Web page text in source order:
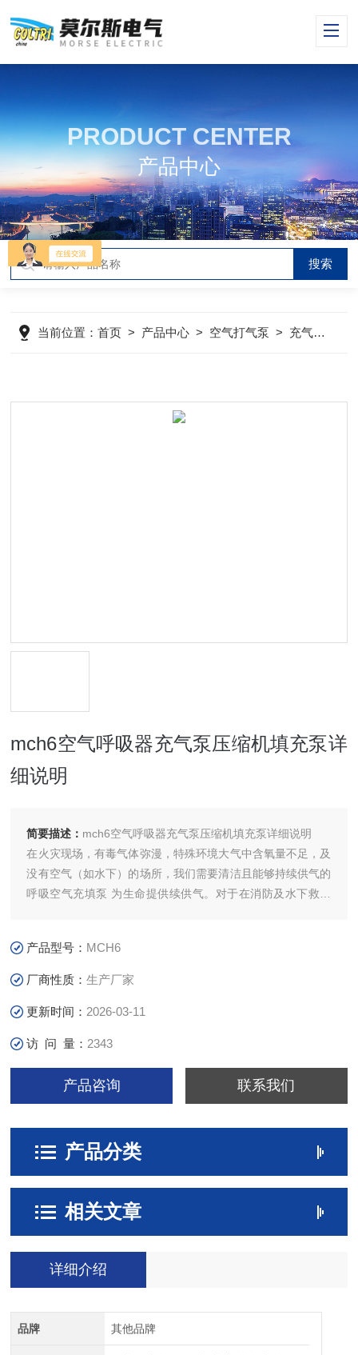
PRODUCT CENTER
产品中心
当前位置：首页 > 产品中心 > 空气打气泵 > 充气泵
mch6空气呼吸器充气泵压缩机填充泵详
细说明
简要描述： mch6空气呼吸器充气泵压缩机填充泵详细说明
在火灾现场，有毒气体弥漫，特殊环境大气中含氧量不足，及
没有空气（如水下）的场所，我们需要清洁且能够持续供气的
呼吸空气充填泵 为生命提供续供气。对于在消防及水下救援
COLTRI SUB高压呼吸空气压缩机为他们的安全提供保障
产品型号： MCH6
厂商性质：生产厂家
更新时间： 2026-03-11
访 问 量： 2343
产品咨询 联系我们
产品分类
相关文章
详细介绍
品牌 其他品牌